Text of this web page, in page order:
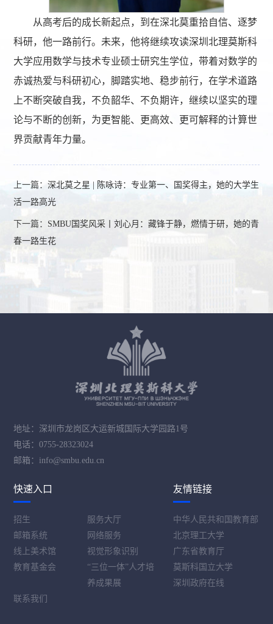
从高考后的成长新起点，到在深北莫重拾自信、逐梦
科研，他一路前行。未来，他将继续攻读深圳北理莫斯科
大学应用数学与技术专业硕士研究生学位，带着对数学的
赤诚热爱与科研初心，脚踏实地、稳步前行，在学术道路
上不断突破自我，不负韶华、不负期许，继续以坚实的理
论与不断的创新，为更智能、更高效、更可解释的计算世
界贡献青年力量。
上一篇：深北莫之星 | 陈咏诗：专业第一、国奖得主，她的大学生
活一路高光
下一篇： SMBU国奖风采丨刘心月：藏锋于静，燃情于研，她的青
春一路生花
地址：深圳市龙岗区大运新城国际大学园路1号
电话：0755-28323024
邮箱：info@smbu.edu.cn
快速入口
招生
服务大厅
邮箱系统
网络服务
线上美术馆
视觉形象识别
教育基金会
“三位一体”人才培
养成果展
联系我们
友情链接
中华人民共和国教育部
北京理工大学
广东省教育厅
莫斯科国立大学
深圳政府在线